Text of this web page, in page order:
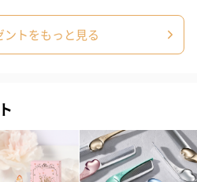
）（1,760円）
花束ハンドタ
ワイト）（
届けいたします。
ントをもっと見る